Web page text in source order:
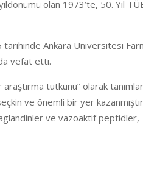
olan 1973’te, 50. Yıl
Ankara Üniversitesi
vefat etti.
tutkunu” olarak
ve önemli bir yer
ve vazoaktif peptidler,